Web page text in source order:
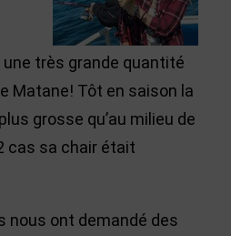
une très grande quantité
Matane! Tôt en saison la
grosse qu’au milieu de
cas sa chair était
nous ont demandé des